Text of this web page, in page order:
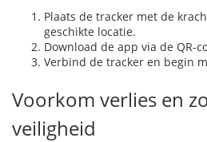
Plaats de tracker met de
geschikte locatie.
Download de app via de QR-
Verbind de tracker en begin
Voorkom verlies en
veiligheid